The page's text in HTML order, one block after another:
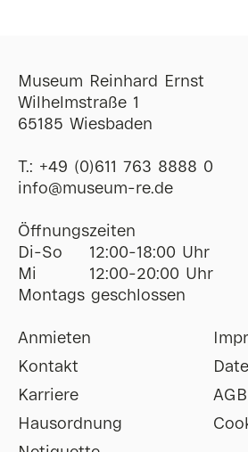
Museum Reinhard Ernst
Wilhelmstraße 1
65185 Wiesbaden
T.: +49 (0)611 763 8888 0
ofni@museum-re de
Öffnungszeiten
Di-So
12:00-18:00 Uhr
Mi
12:00-20:00 Uhr
Montags geschlossen
Anmieten
Kontakt
Karriere
Hausordnung
AGB